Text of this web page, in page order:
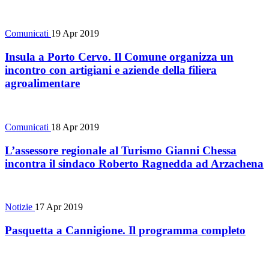
Comunicati 19 Apr 2019
Insula a Porto Cervo. Il Comune organizza un
incontro con artigiani e aziende della filiera
agroalimentare
Comunicati 18 Apr 2019
L’assessore regionale al Turismo Gianni Chessa
incontra il sindaco Roberto Ragnedda ad Arzachena
Notizie 17 Apr 2019
Pasquetta a Cannigione. Il programma completo